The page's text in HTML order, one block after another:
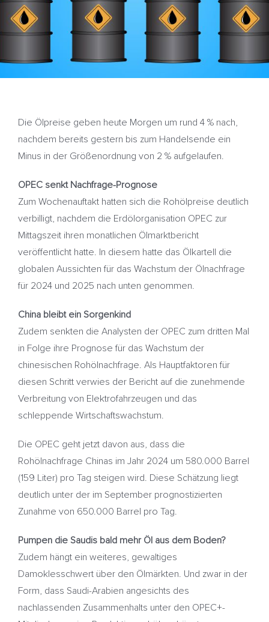
Die Ölpreise geben heute Morgen um rund 4 % nach,
nachdem bereits gestern bis zum Handelsende ein
Minus in der Größenordnung von 2 % aufgelaufen.
OPEC senkt Nachfrage-Prognose
Zum Wochenauftakt hatten sich die Rohölpreise deutlich
verbilligt, nachdem die Erdölorganisation OPEC zur
Mittagszeit ihren monatlichen Ölmarktbericht
veröffentlicht hatte. In diesem hatte das Ölkartell die
globalen Aussichten für das Wachstum der Ölnachfrage
für 2024 und 2025 nach unten genommen.
China bleibt ein Sorgenkind
Zudem senkten die Analysten der OPEC zum dritten Mal
in Folge ihre Prognose für das Wachstum der
chinesischen Rohölnachfrage. Als Hauptfaktoren für
diesen Schritt verwies der Bericht auf die zunehmende
Verbreitung von Elektrofahrzeugen und das
schleppende Wirtschaftswachstum.
Die OPEC geht jetzt davon aus, dass die
Rohölnachfrage Chinas im Jahr 2024 um 580.000 Barrel
(159 Liter) pro Tag steigen wird. Diese Schätzung liegt
deutlich unter der im September prognostizierten
Zunahme von 650.000 Barrel pro Tag.
Pumpen die Saudis bald mehr Öl aus dem Boden?
Zudem hängt ein weiteres, gewaltiges
Damoklesschwert über den Ölmärkten. Und zwar in der
Form, dass Saudi-Arabien angesichts des
nachlassenden Zusammenhalts unter den OPEC+-